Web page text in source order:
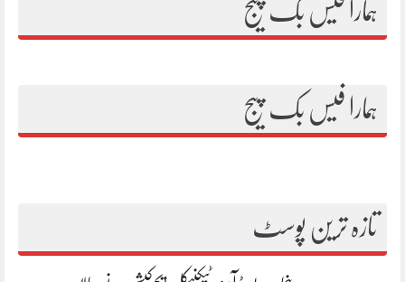
ہمارا فیس بک پیج
ہمارا فیس بک پیج
تازہ ترین پوسٹ